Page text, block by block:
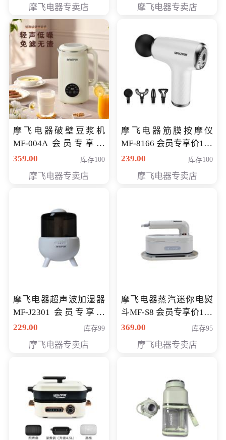
摩飞电器专卖店 摩飞电器专卖店
摩飞电器破壁豆浆机
MF-004A 会员专享价
168元
359.00 库存100
摩飞电器专卖店
摩飞电器筋膜按摩仪
MF-8166 会员专享价168
元
239.00 库存100
摩飞电器专卖店
摩飞电器超声波加湿器
MF-J2301 会员专享价
168元
229.00 库存99
摩飞电器专卖店
摩飞电器蒸汽迷你电熨
斗MF-S8 会员专享价168
元
369.00 库存95
摩飞电器专卖店